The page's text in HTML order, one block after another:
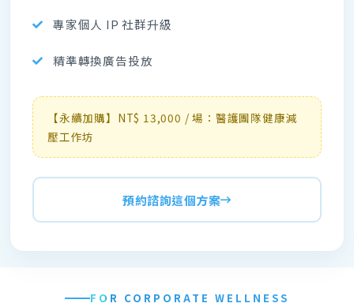
專家個人 IP 社群升級
精準轉換廣告投放
【永續加購】NT$ 13,000 / 場：醫護團隊健康減
壓工作坊
預約諮詢這個方案
FOR CORPORATE WELLNESS